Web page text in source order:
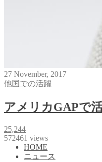
27 November, 2017
他国での活躍
アメリカGAPで
25,244
572461 views
HOME
ニュース